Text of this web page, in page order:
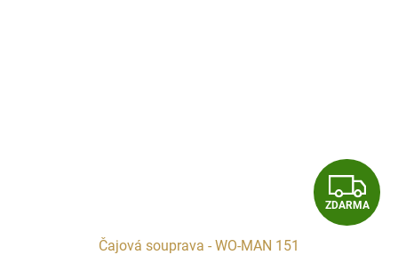
Z
D
ZDARMA
Čajová souprava - WO-MAN 151